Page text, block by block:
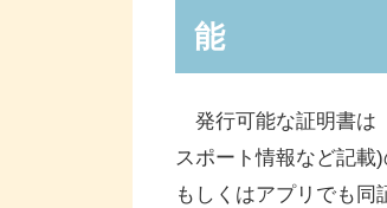
能
発行可能な証明書は
スポート情報など記載
もしくはアプリでも同